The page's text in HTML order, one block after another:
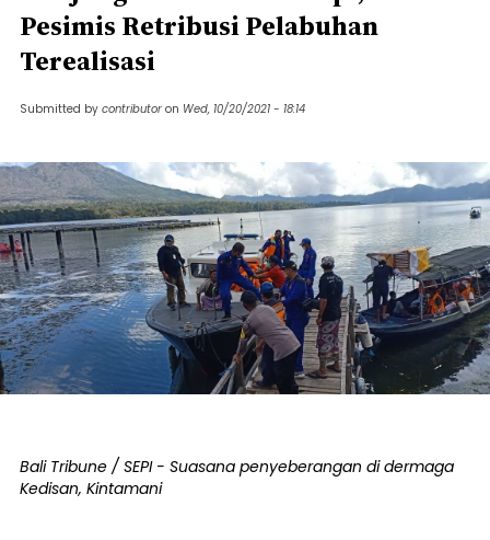
Pesimis Retribusi Pelabuhan
Terealisasi
Submitted by contributor on Wed, 10/20/2021 - 18:14
Bali Tribune / SEPI - Suasana penyeberangan di dermaga
Kedisan, Kintamani